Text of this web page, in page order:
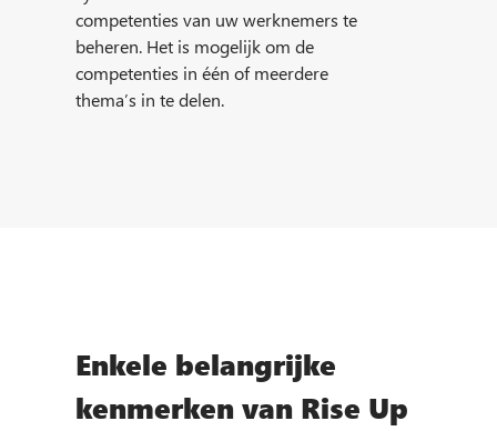
competenties van uw werknemers te
beheren. Het is mogelijk om de
competenties in één of meerdere
thema’s in te delen.
Enkele belangrijke
kenmerken van Rise Up